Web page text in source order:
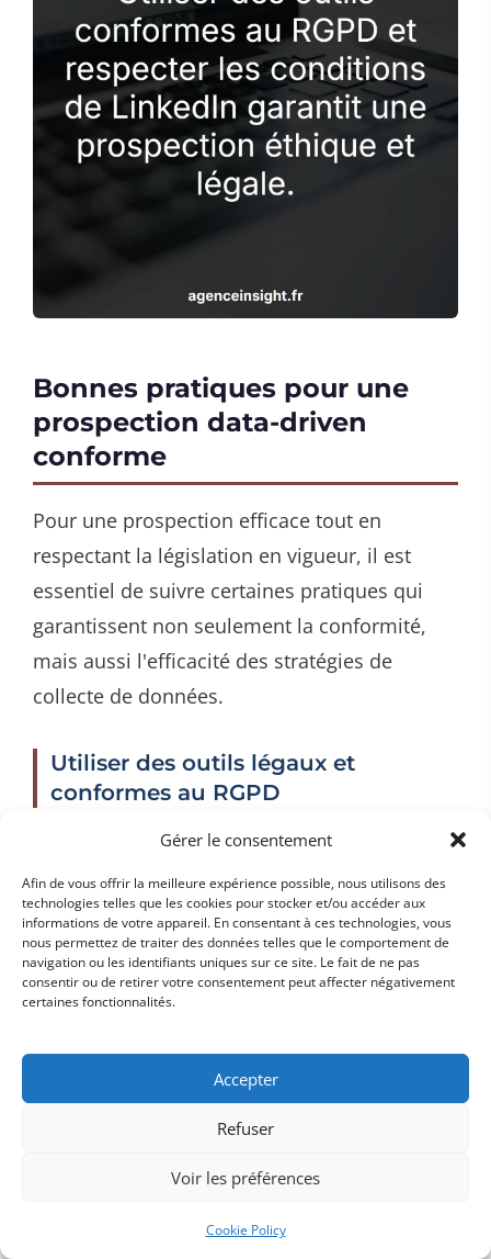
Gérer le consentement
Afin de vous offrir la meilleure expérience possible, nous utilisons des
technologies telles que les cookies pour stocker et/ou accéder aux
informations de votre appareil. En consentant à ces technologies, vous
nous permettez de traiter des données telles que le comportement de
navigation ou les identifiants uniques sur ce site. Le fait de ne pas
consentir ou de retirer votre consentement peut affecter négativement
certaines fonctionnalités.
Accepter
Refuser
Voir les préférences
Cookie Policy
Bonnes pratiques pour une
prospection data-driven
conforme
Pour une prospection efficace tout en
respectant la législation en vigueur, il est
essentiel de suivre certaines pratiques qui
garantissent non seulement la conformité,
mais aussi l'efficacité des stratégies de
collecte de données.
Utiliser des outils légaux et
conformes au RGPD
Il est primordial d'utiliser des outils de scraping
nombreux outils de scraping permettent de
collecter des données, mais tous ne respectent pas
les obligations légales, notamment en matière de
consentement des utilisateurs et de gestion des
assurer que les outils utilisés respectent la loi,
comme en optant pour des solutions d'extraction
Par exemple, certains outils d'extraction
publiques tout en excluant les données sensibles,